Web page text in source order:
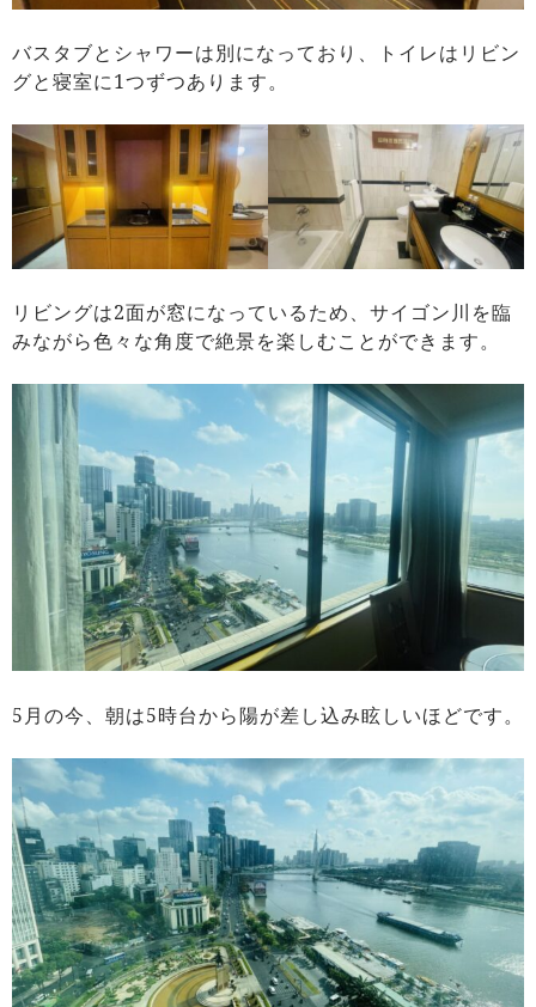
バスタブとシャワーは別になっており、トイレはリビン
グと寝室に1つずつあります。
リビングは2面が窓になっているため、サイゴン川を臨
みながら色々な角度で絶景を楽しむことができます。
5月の今、朝は5時台から陽が差し込み眩しいほどです。